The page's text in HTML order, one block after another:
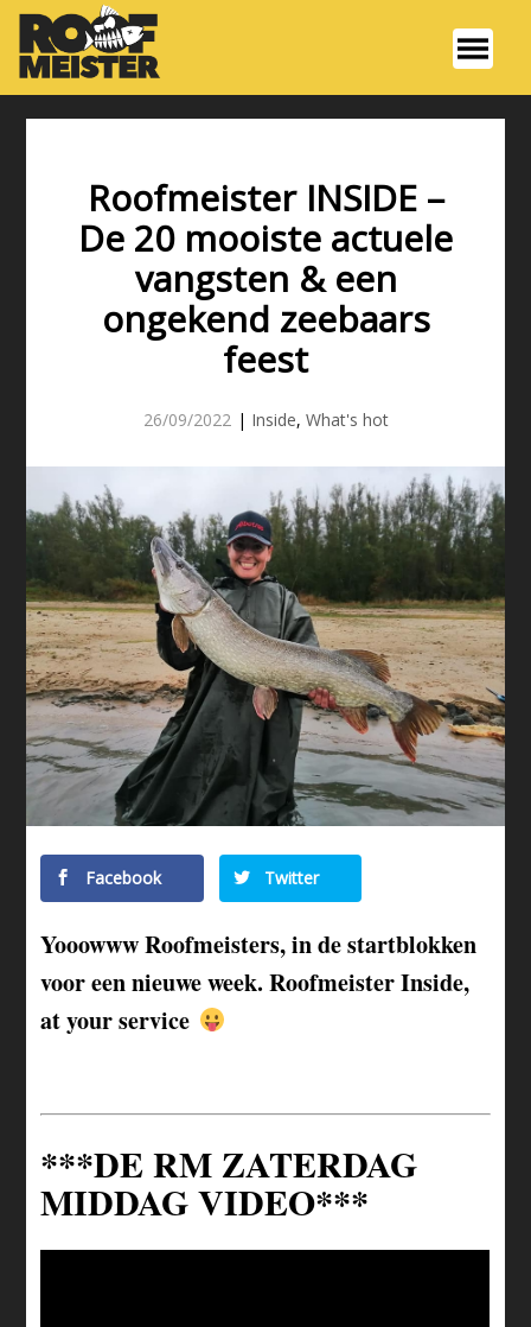
Roofmeister INSIDE –
De 20 mooiste actuele
vangsten & een
ongekend zeebaars
feest
26/09/2022 | Inside, What's hot
Facebook Twitter
Yooowww Roofmeisters, in de startblokken
voor een nieuwe week. Roofmeister Inside,
at your service
***DE RM ZATERDAG
MIDDAG VIDEO***